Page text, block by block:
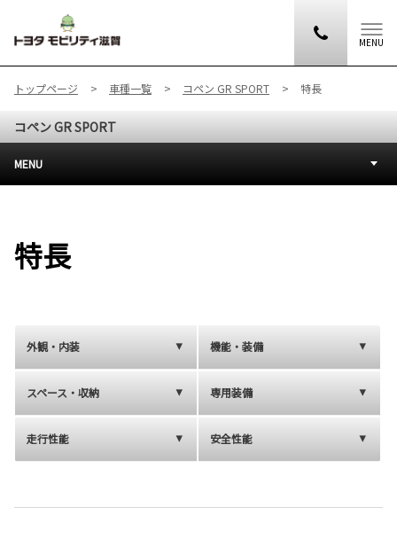
MENU
トップページ 車種一覧 コペン GR SPORT 特長
コペン GR SPORT
MENU
特長
外観・内装 機能・装備
スペース・収納 専用装備
走行性能 安全性能